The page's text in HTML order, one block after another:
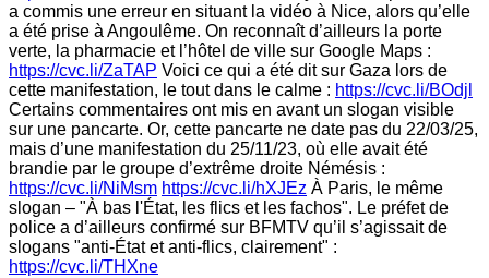
a commis une erreur en situant la vidéo à Nice, alors qu’elle
a été prise à Angoulême. On reconnaît d’ailleurs la porte
verte, la pharmacie et l’hôtel de ville sur Google Maps :
https://cvc.li/ZaTAP Voici ce qui a été dit sur Gaza lors de
cette manifestation, le tout dans le calme : https://cvc.li/BOdjl
Certains commentaires ont mis en avant un slogan visible
sur une pancarte. Or, cette pancarte ne date pas du 22/03/25,
mais d’une manifestation du 25/11/23, où elle avait été
brandie par le groupe d’extrême droite Némésis :
https://cvc.li/NiMsm https://cvc.li/hXJEz À Paris, le même
slogan – "À bas l'État, les flics et les fachos". Le préfet de
police a d’ailleurs confirmé sur BFMTV qu’il s’agissait de
slogans "anti-État et anti-flics, clairement" :
https://cvc.li/THXne